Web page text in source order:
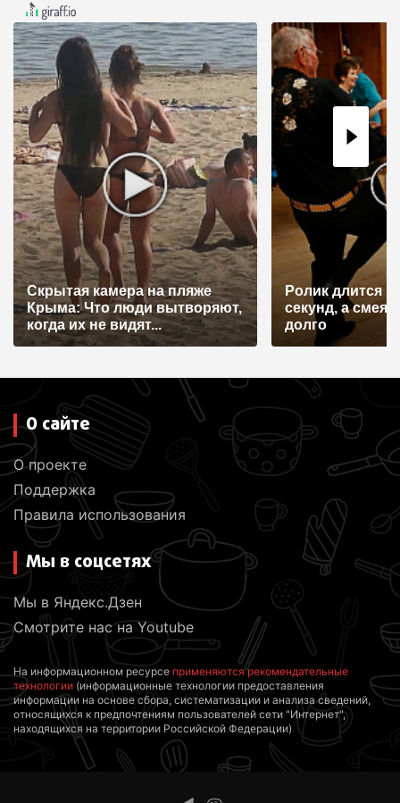
а
ц
и
я
п
о
з
а
п
и
с
я
Скрытая камера на пляже
Крыма: Что люди вытворяют,
когда их не видят...
Ролик длится
секунд, а
долго
О сайте
О проекте
Поддержка
Правила использования
Мы в соцсетях
Мы в Яндекс.Дзен
Смотрите нас на Youtube
На информационном ресурсе применяются рекомендательные
технологии (информационные технологии предоставления
информации на основе сбора, систематизации и анализа сведений,
относящихся к предпочтениям пользователей сети "Интернет",
находящихся на территории Российской Федерации)